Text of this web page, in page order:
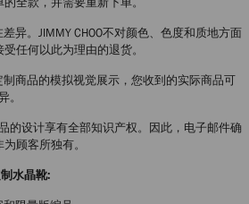
异。JIMMY CHOO不对颜色、色度和质地方面
任何以此为理由的退货。
商品的模拟视觉展示，您收到的实际商品可
。
的设计享有全部知识产权。因此，电子邮件确
顾客所独有。
水晶靴: